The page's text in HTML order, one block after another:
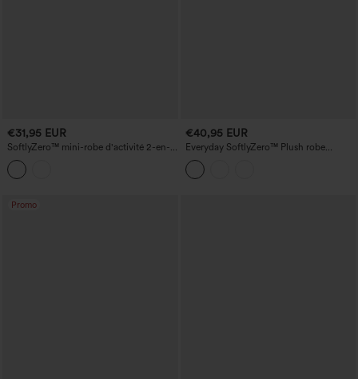
€31,95 EUR
SoftlyZero™ mini-robe d'activité 2-en-1,
légère et ajourée, à poche InstantCool
€40,95 EUR
Everyday SoftlyZero™ Plush robe
d'activité évasée 2-en-1 - grande taille,
longueur allongée
Promo